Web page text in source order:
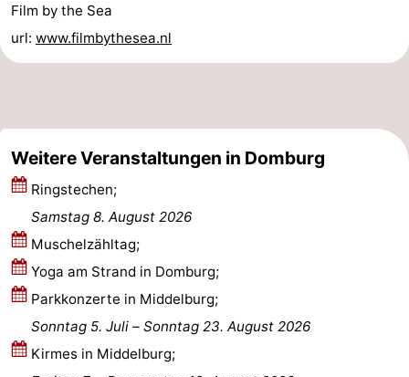
Natur
Oosterschelde
-
Burgh
-
van
Schouwen
Veere
-
Natur
Oranjezon
Oostkapelle
-
Natur
de
-
Westkapelle
-
Film by the Sea
url: www.filmbythesea.nl
Weitere Veranstaltungen in Domburg
Ringstechen;
Samstag 8. August 2026
Muschelzähltag;
Yoga am Strand in Domburg;
Parkkonzerte in Middelburg;
Sonntag 5. Juli – Sonntag 23. August 2026
Kirmes in Middelburg;